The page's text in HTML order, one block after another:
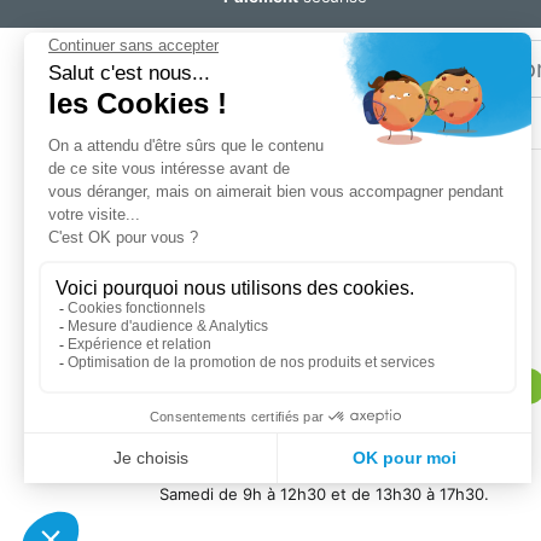
Restez
informé
Email
SOGEDIS SAS
3 rue Antoine Lavoisier
76305 Sotteville-lès-Rouen cedex
Magasin :
lundi au vendredi de 9h à 12h et de 14h à 18h30.
Samedi de 9h à 12h30 et de 13h30 à 18h30
Service client :
lundi au vendredi de 9h à 12h30 et de 13h30 à
Samedi de 9h à 12h30 et de 13h30 à 17h30.